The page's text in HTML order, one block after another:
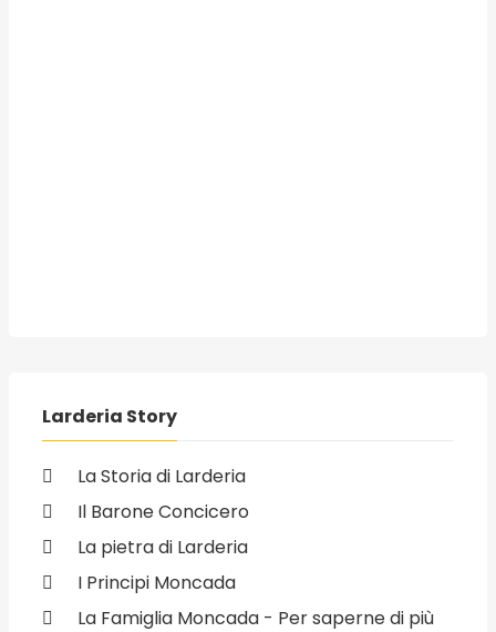
Larderia Story
La Storia di Larderia
Il Barone Concicero
La pietra di Larderia
I Principi Moncada
La Famiglia Moncada - Per saperne di più